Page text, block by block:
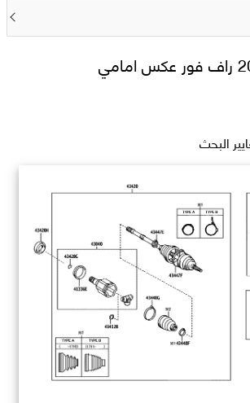
تويوتا 2016 راف فور عكس امامي
البحث